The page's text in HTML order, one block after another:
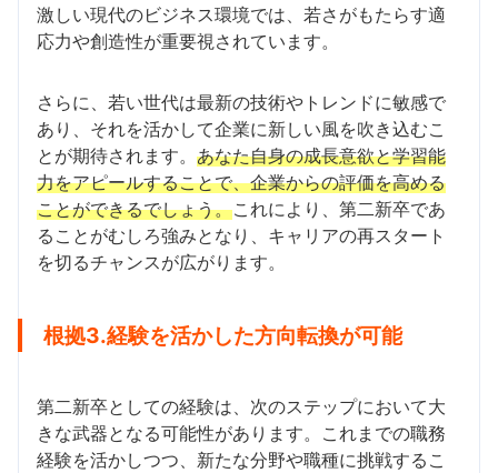
激しい現代のビジネス環境では、若さがもたらす適
応力や創造性が重要視されています。
さらに、若い世代は最新の技術やトレンドに敏感で
あり、それを活かして企業に新しい風を吹き込むこ
とが期待されます。 あなた自身の成長意欲と学習能
力をアピールすることで、企業からの評価を高める
ことができるでしょう。これにより、第二新卒であ
ることがむしろ強みとなり、キャリアの再スタート
を切るチャンスが広がります。
根拠3.経験を活かした方向転換が可能
第二新卒としての経験は、次のステップにおいて大
きな武器となる可能性があります。これまでの職務
経験を活かしつつ、新たな分野や職種に挑戦するこ